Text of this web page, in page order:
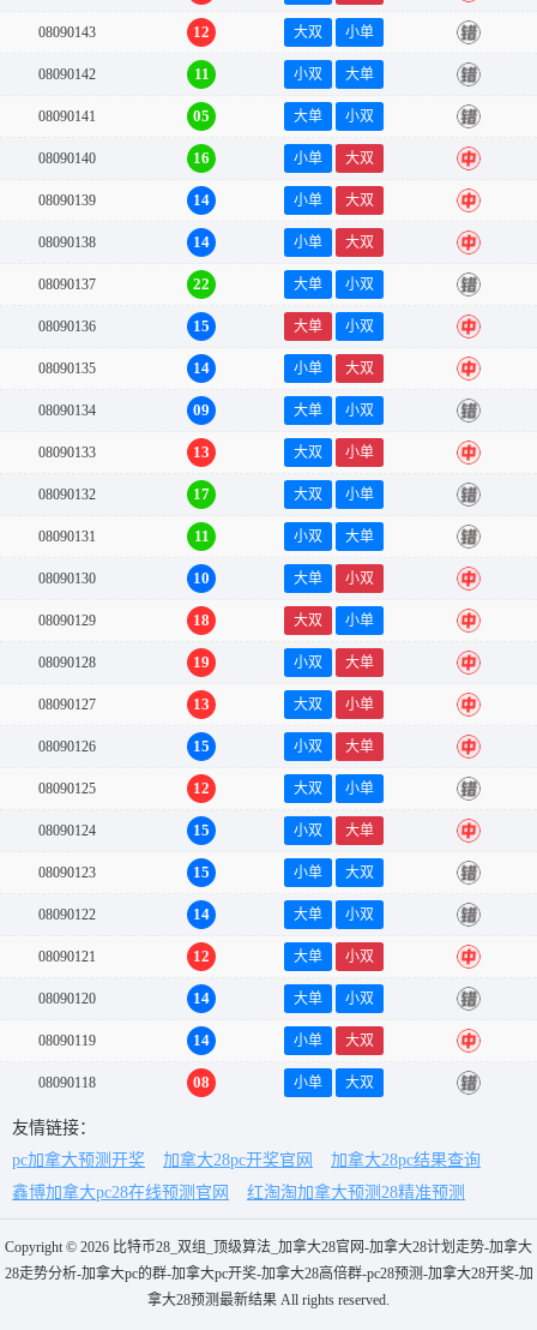
08090143 12 大双 小单 错
08090142 11 小双 大单 错
08090141 05 大单 小双 错
08090140 16 小单 大双 中
08090139 14 小单 大双 中
08090138 14 小单 大双 中
08090137 22 大单 小双 错
08090136 15 大单 小双 中
08090135 14 小单 大双 中
08090134 09 大单 小双 错
08090133 13 大双 小单 中
08090132 17 大双 小单 错
08090131 11 小双 大单 错
08090130 10 大单 小双 中
08090129 18 大双 小单 中
08090128 19 小双 大单 中
08090127 13 大双 小单 中
08090126 15 小双 大单 中
08090125 12 大双 小单 错
08090124 15 小双 大单 中
08090123 15 小单 大双 错
08090122 14 大单 小双 错
08090121 12 大单 小双 中
08090120 14 大单 小双 错
08090119 14 小单 大双 中
08090118 08 小单 大双 错
友情链接：
pc加拿大预测开奖
加拿大28pc开奖官网
加拿大28pc结果查询
鑫博加拿大pc28在线预测官网
红淘淘加拿大预测28精准预测
Copyright © 2026 比特币28_双组_顶级算法_加拿大28官网-加拿大28计划走势-加拿大
28走势分析-加拿大pc的群-加拿大pc开奖-加拿大28高倍群-pc28预测-加拿大28开奖-加
拿大28预测最新结果 All rights reserved.